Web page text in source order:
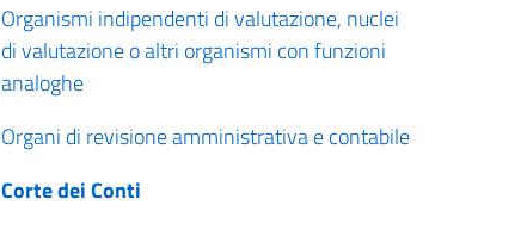
Organismi indipendenti di valutazione, nuclei
di valutazione o altri organismi con funzioni
analoghe
Organi di revisione amministrativa e contabile
Corte dei Conti